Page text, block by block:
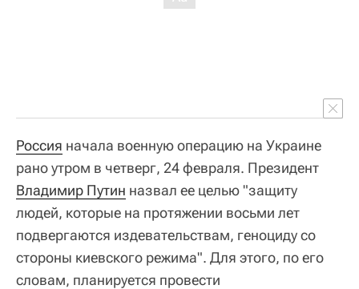
Россия начала военную операцию на Украине
рано утром в четверг, 24 февраля. Президент
Владимир Путин назвал ее целью "защиту
людей, которые на протяжении восьми лет
подвергаются издевательствам, геноциду со
стороны киевского режима". Для этого, по его
словам, планируется провести